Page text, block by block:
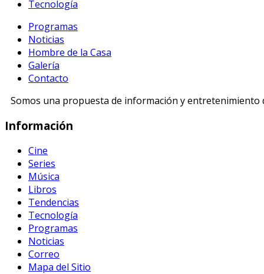
Tecnología
Programas
Noticias
Hombre de la Casa
Galería
Contacto
Somos una propuesta de información y
Información
Cine
Series
Música
Libros
Tendencias
Tecnología
Programas
Noticias
Correo
Mapa del Sitio